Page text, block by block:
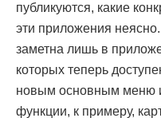
публикуются, какие
эти приложения
заметна лишь в
которых теперь
новым основным меню
функции, к примеру,